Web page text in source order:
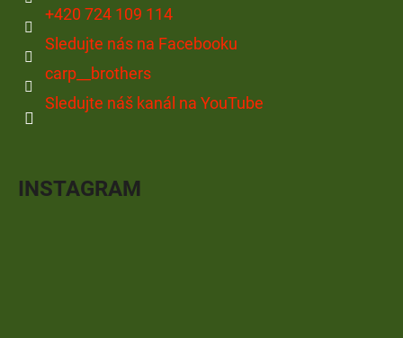
+420 724 109 114
Sledujte nás na Facebooku
carp__brothers
Sledujte náš kanál na YouTube
INSTAGRAM